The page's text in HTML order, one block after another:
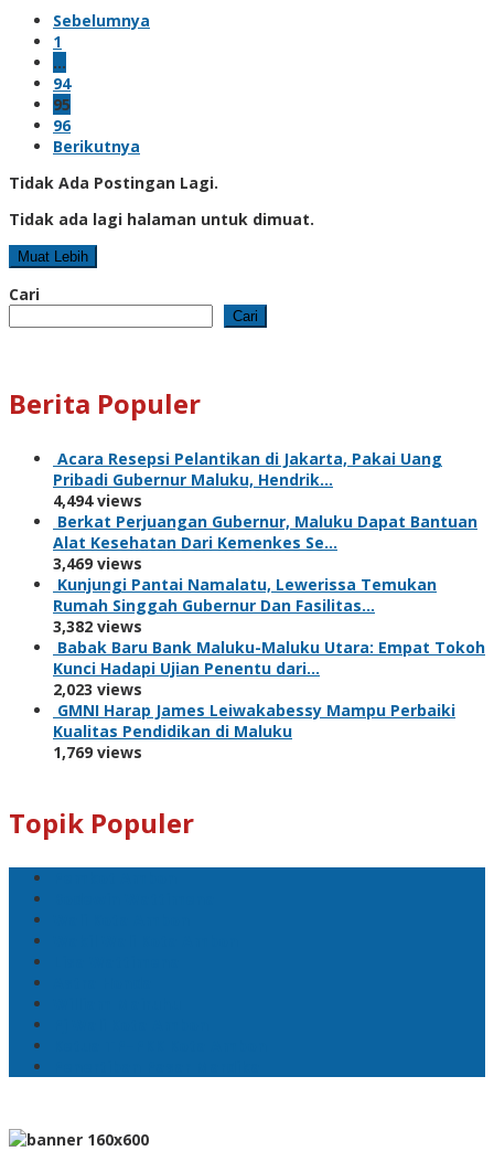
Sebelumnya
1
…
94
95
96
Berikutnya
Tidak Ada Postingan Lagi.
Tidak ada lagi halaman untuk dimuat.
Muat Lebih
Cari
Cari
Berita Populer
Acara Resepsi Pelantikan di Jakarta, Pakai Uang
Pribadi Gubernur Maluku, Hendrik…
4,494 views
Berkat Perjuangan Gubernur, Maluku Dapat Bantuan
Alat Kesehatan Dari Kemenkes Se…
3,469 views
Kunjungi Pantai Namalatu, Lewerissa Temukan
Rumah Singgah Gubernur Dan Fasilitas…
3,382 views
Babak Baru Bank Maluku-Maluku Utara: Empat Tokoh
Kunci Hadapi Ujian Penentu dari…
2,023 views
GMNI Harap James Leiwakabessy Mampu Perbaiki
Kualitas Pendidikan di Maluku
1,769 views
Topik Populer